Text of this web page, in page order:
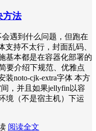
方法
遇到什么问题，但跑在
支持不太行，封面乱码、
基本都是在容器化部署的
要介绍下规范、优雅点
装noto-cjk-extra字体 本方
，并且如果jellyfin以容
境（不是宿主机）下运
阅读全文